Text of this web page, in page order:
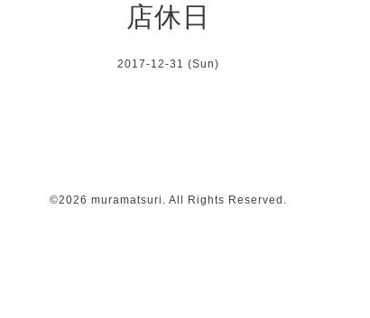
店休日
2017-12-31 (Sun)
©2026 muramatsuri . All Rights Reserved.